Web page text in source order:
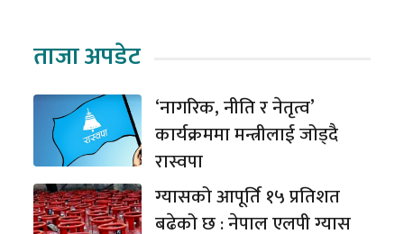
ताजा अपडेट
‘नागरिक, नीति र नेतृत्व’
कार्यक्रममा मन्त्रीलाई जोड्दै
रास्वपा
ग्यासको आपूर्ति १५ प्रतिशत
बढेको छ : नेपाल एलपी ग्यास